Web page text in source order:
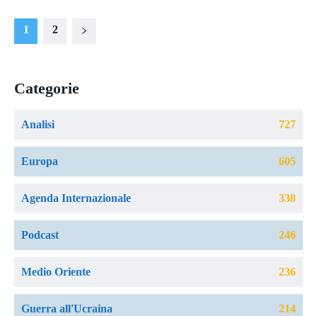
1 2
Categorie
Analisi 727
Europa 605
Agenda Internazionale 338
Podcast 246
Medio Oriente 236
Guerra all'Ucraina 214